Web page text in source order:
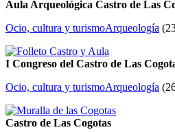
Aula Arqueológica Castro de Las
Ocio, cultura y turismoArqueología (
I Congreso del Castro de Las
Ocio, cultura y turismoArqueología (
Castro de Las Cogotas